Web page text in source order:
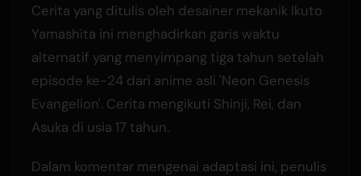
Cerita yang ditulis oleh desainer mekanik Ikuto
Yamashita ini menghadirkan garis waktu
alternatif yang menyimpang tiga tahun setelah
episode ke-24 dari anime asli 'Neon Genesis
Evangelion'. Cerita mengikuti Shinji, Rei, dan
Asuka di usia 17 tahun.
Dalam komentar mengenai adaptasi ini, penulis